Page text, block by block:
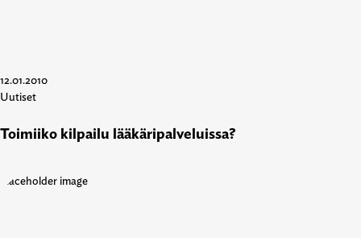
12.01.2010
Uutiset
Toimiiko kilpailu lääkäripalveluissa?